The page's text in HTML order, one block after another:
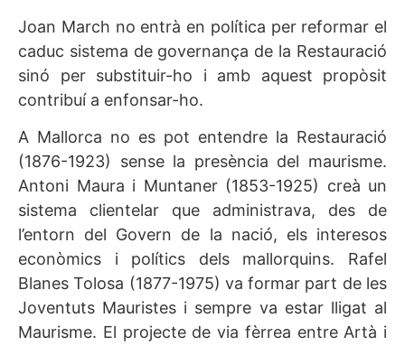
Joan March no entrà en política per reformar el
caduc sistema de governança de la Restauració
sinó per substituir-ho i amb aquest propòsit
contribuí a enfonsar-ho.
A Mallorca no es pot entendre la Restauració
(1876-1923) sense la presència del maurisme.
Antoni Maura i Muntaner (1853-1925) creà un
sistema clientelar que administrava, des de
l’entorn del Govern de la nació, els interesos
econòmics i polítics dels mallorquins. Rafel
Blanes Tolosa (1877-1975) va formar part de les
Joventuts Mauristes i sempre va estar lligat al
Maurisme. El projecte de via fèrrea entre Artà i